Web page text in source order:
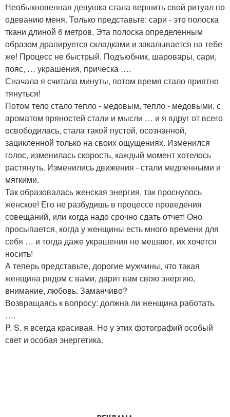
Необыкновенная девушка стала вершить свой ритуал по
одеванию меня. Только представьте: сари - это полоска
ткани длиной 6 метров. Эта полоска определенным
образом драпируется складками и закалывается на тебе
же! Процесс не быстрый. Подъюбник, шаровары, сари,
пояс, … украшения, прическа ….
Сначала я считала минуты, потом время стало приятно
тянуться!
Потом тело стало тепло - медовым, тепло - медовыми, с
ароматом пряностей стали и мысли … и я вдруг от всего
освободилась, стала такой пустой, осознанной,
зацикленной только на своих ощущениях. Изменился
голос, изменилась скорость, каждый момент хотелось
растянуть. Изменились движения - стали медленными и
мягкими.
Так образовалась женская энергия, так проснулось
женское! Его не разбудишь в процессе проведения
совещаний, или когда надо срочно сдать отчет! Оно
просыпается, когда у женщины есть много времени для
себя … и тогда даже украшения не мешают, их хочется
носить!
А теперь представьте, дорогие мужчины, что такая
женщина рядом с вами, дарит вам свою энергию,
внимание, любовь. Заманчиво?
Возвращаясь к вопросу: должна ли женщина работать
….
P. S. я всегда красивая. Но у этих фотографий особый
свет и особая энергетика.